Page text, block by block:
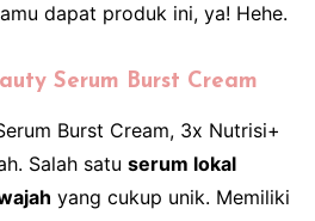
dapat produk ini, ya! Hehe.
Serum Burst Cream
Burst Cream, 3x Nutrisi+
Salah satu serum lokal
yang cukup unik. Memiliki